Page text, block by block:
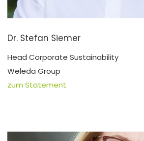
Dr. Stefan Siemer
Head Corporate Sustainability
Weleda Group
zum Statement